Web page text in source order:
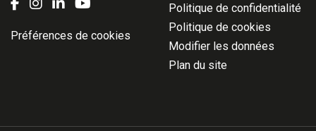
Préférences de cookies
Politique de confidentialité
Politique de cookies
Modifier les données
Plan du site